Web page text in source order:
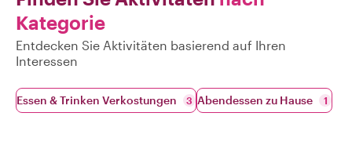
Kategorie
Entdecken Sie Aktivitäten basierend auf Ihren
Interessen
Essen & Trinken Verkostungen 3 Abendessen zu Hause 1